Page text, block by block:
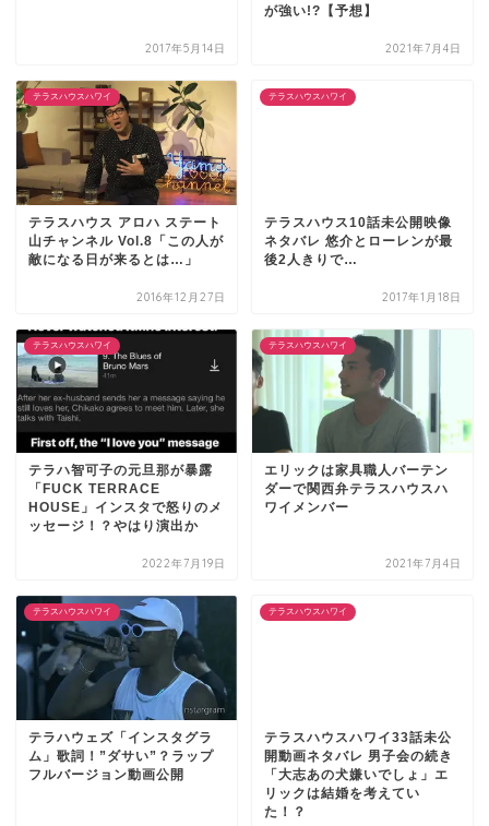
2017年5月14日
が強い!?【予想】
2021年7月4日
テラスハウスハワイ
テラスハウス アロハ ステート
山チャンネル Vol.8「この人が
敵になる日が来るとは…」
2016年12月27日
テラスハウスハワイ
テラスハウス10話未公開映像
ネタバレ 悠介とローレンが最
後2人きりで…
2017年1月18日
テラスハウスハワイ
テラハ智可子の元旦那が暴露
「FUCK TERRACE
HOUSE」インスタで怒りのメ
ッセージ！？やはり演出か
2022年7月19日
テラスハウスハワイ
エリックは家具職人バーテン
ダーで関西弁テラスハウスハ
ワイメンバー
2021年7月4日
テラスハウスハワイ
テラハウェズ「インスタグラ
ム」歌詞！”ダサい”？ラップ
フルバージョン動画公開
テラスハウスハワイ
テラスハウスハワイ33話未公
開動画ネタバレ 男子会の続き
「大志あの犬嫌いでしょ」エ
リックは結婚を考えてい
た！？